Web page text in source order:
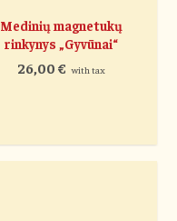
Medinių magnetukų
rinkynys „Gyvūnai“
26,00 € with tax